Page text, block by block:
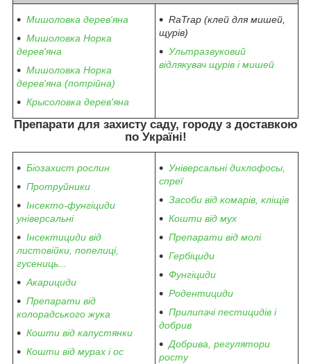
Мишоловка дерев'яна
Мишоловка Норка
дерев'яна
Мишоловка Норка
дерев'яна (потрійна)
Крысоловка дерев'яна
RaTrap (клей для мишей,
щурів)
Ультразвуковий
відлякувач щурів і мишей
Препарати для захисту саду, городу з доставкою
по Україні!
Біозахист рослин
Протруйники
Інсекто-фунгіциди
універсальні
Інсектициди від
листовійки, попелиці,
гусениць...
Акарициди
Препарати від
колорадського жука
Кошти від капустянки
Кошти від мурах і ос
Універсальні дихлофосы,
спреї
Засоби від комарів, кліщів
Кошти від мух
Препарати від молі
Гербіциди
Фунгіциди
Родентициди
Прилипачі пестицидів і
добрив
Добрива, регулятори
росту